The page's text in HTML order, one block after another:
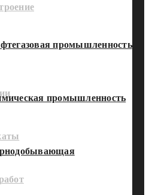
промышленность
промышленность